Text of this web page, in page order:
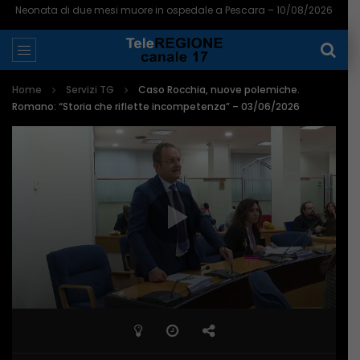
Neonata di due mesi muore in ospedale a Pescara – 10/08/2026
Home Servizi TG
Caso Rocchia, nuove polemiche.
Romano: “Storia che riflette incompetenza” – 03/06/2026